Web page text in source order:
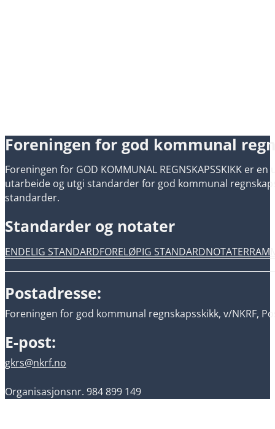
Foreningen for god kommunal
Foreningen for GOD KOMMUNAL REGNSKAPSSKIKK
utarbeide og utgi standarder for god kommunal
standarder.
Standarder og notater
ENDELIG STANDARDFORELØPIG STANDARDNOTATER
Postadresse:
Foreningen for god kommunal regnskapsskikk, v/NKRF,
E-post:
gkrs@nkrf.no
Organisasjonsnr. 984 899 149